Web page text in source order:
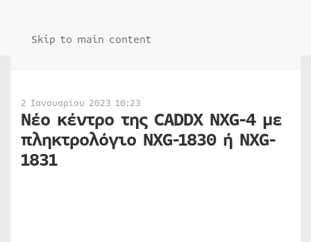
Skip to main content
2 Ιανουαρίου 2023 10:23
Νέο κέντρο της CADDX NXG-4 με
πληκτρολόγιο NXG-1830 ή NXG-
1831